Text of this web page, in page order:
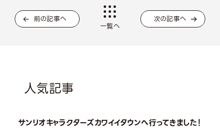
前の記事へ
一覧へ
次の記事へ
人気記事
サンリオキャラクターズカワイイタウンへ行ってきました！